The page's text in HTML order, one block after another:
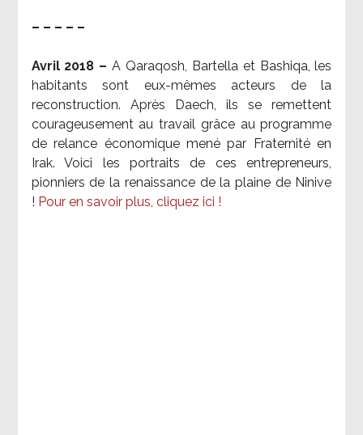
– – – – –
Avril 2018 –A Qaraqosh, Bartella et Bashiqa, les
habitants sont eux-mêmes acteurs de la
reconstruction. Après Daech, ils se remettent
courageusement au travail grâce au programme
de relance économique mené par Fraternité en
Irak. Voici les portraits de ces entrepreneurs,
pionniers de la renaissance de la plaine de Ninive
! Pour en savoir plus, cliquez ici !